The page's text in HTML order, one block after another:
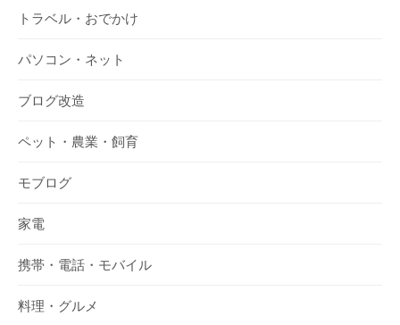
トラベル・おでかけ
パソコン・ネット
ブログ改造
ペット・農業・飼育
モブログ
家電
携帯・電話・モバイル
料理・グルメ